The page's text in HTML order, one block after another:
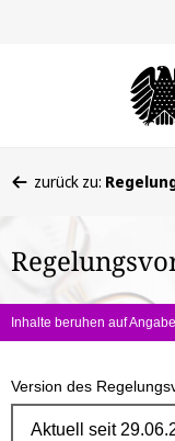
befinden
hier:
zurück zu:
Inhalte beruhen auf
Version des